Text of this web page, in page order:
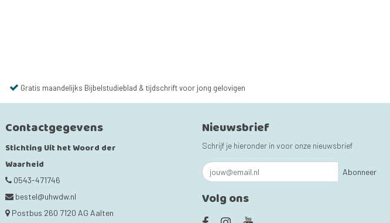
Gratis maandelijks Bijbelstudieblad & tijdschrift voor jong gelovigen
Contactgegevens
Stichting Uit het Woord der
Waarheid
0543-471746
bestel@uhwdw.nl
Postbus 260 7120 AG Aalten
Nieuwsbrief
Schrijf je hieronder in voor onze nieuwsbrief
Abonneer
Volg ons